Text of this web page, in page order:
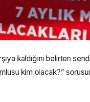
kaldığını belirten
kim olacak?”